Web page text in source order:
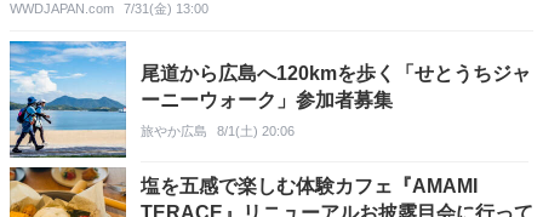
WWDJAPAN.com 7/31(金) 13:00
尾道から広島へ120kmを歩く「せとうちジャ
ーニーウォーク」参加者募集
旅やか広島 8/1(土) 20:06
塩を五感で楽しむ体験カフェ『AMAMI